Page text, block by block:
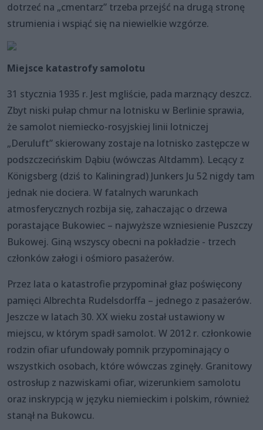
dotrzeć na „cmentarz” trzeba przejść na drugą stronę
strumienia i wspiąć się na niewielkie wzgórze.
Miejsce katastrofy samolotu
31 stycznia 1935 r. Jest mgliście, pada marznący deszcz.
Zbyt niski pułap chmur na lotnisku w Berlinie sprawia,
że samolot niemiecko-rosyjskiej linii lotniczej
„Deruluft” skierowany zostaje na lotnisko zastępcze w
podszczecińskim Dąbiu (wówczas Altdamm). Lecący z
Königsberg (dziś to Kaliningrad) Junkers Ju 52 nigdy tam
jednak nie dociera. W fatalnych warunkach
atmosferycznych rozbija się, zahaczając o drzewa
porastające Bukowiec – najwyższe wzniesienie Puszczy
Bukowej. Giną wszyscy obecni na pokładzie - trzech
członków załogi i ośmioro pasażerów.
Przez lata o katastrofie przypominał głaz poświęcony
pamięci Albrechta Rudelsdorffa – jednego z pasażerów.
Jeszcze w latach 30. XX wieku został ustawiony w
miejscu, w którym spadł samolot. W 2012 r. członkowie
rodzin ofiar ufundowały pomnik przypominający o
wszystkich osobach, które wówczas zginęły. Granitowy
ostrosłup z nazwiskami ofiar, wizerunkiem samolotu
oraz inskrypcją w języku niemieckim i polskim, również
stanął na Bukowcu.